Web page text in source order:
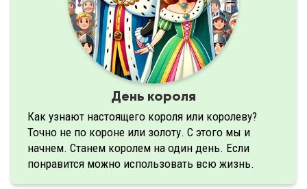
День короля
Как узнают настоящего короля или королеву?
Точно не по короне или золоту. С этого мы и
начнем. Станем королем на один день. Если
понравится можно использовать всю жизнь.